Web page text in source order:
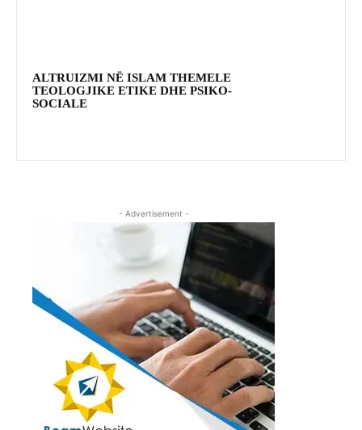
ALTRUIZMI NË ISLAM THEMELE
TEOLOGJIKE ETIKE DHE PSIKO-
SOCIALE
- Advertisement -